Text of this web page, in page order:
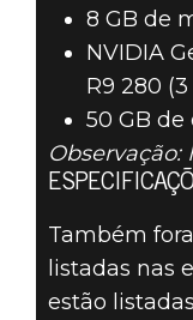
8 GB de
NVIDIA
R9 280
50 GB
Também
listadas nas
estão